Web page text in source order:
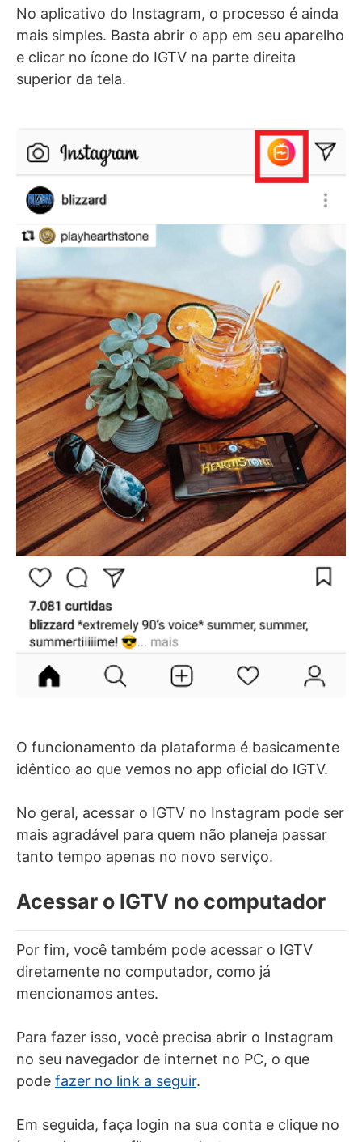
No aplicativo do Instagram, o processo é ainda
mais simples. Basta abrir o app em seu aparelho
e clicar no ícone do IGTV na parte direita
superior da tela.
O funcionamento da plataforma é basicamente
idêntico ao que vemos no app oficial do IGTV.
No geral, acessar o IGTV no Instagram pode ser
mais agradável para quem não planeja passar
tanto tempo apenas no novo serviço.
Acessar o IGTV no computador
Por fim, você também pode acessar o IGTV
diretamente no computador, como já
mencionamos antes.
Para fazer isso, você precisa abrir o Instagram
no seu navegador de internet no PC, o que
pode fazer no link a seguir.
Em seguida, faça login na sua conta e clique no